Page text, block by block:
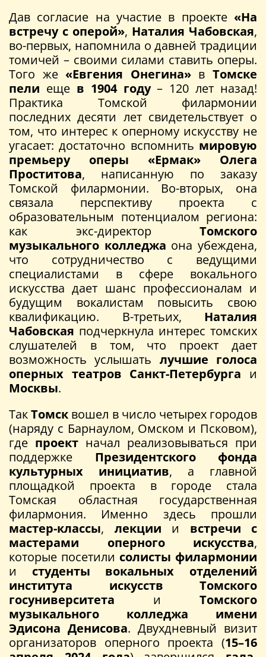
Дав согласие на участие в проекте «На
встречу с оперой», Наталия Чабовская,
во-первых, напомнила о давней традиции
томичей – своими силами ставить оперы.
Того же«Евгения Онегина»вТомске
пели еще в 1904 году– 120 лет назад!
Практика Томской филармонии
последних десяти лет свидетельствует о
том, что интерес к оперному искусству не
угасает: достаточно вспомнить мировую
премьеру
оперы «Ермак»
Олега
Проститова, написанную по заказу
Томской филармонии. Во-вторых, она
связала перспективу проекта с
образовательным потенциалом региона:
как экс-директор Томского
музыкального колледжа она убеждена,
что сотрудничество с ведущими
специалистами в сфере вокального
искусства дает шанс профессионалам и
будущим вокалистам повысить свою
квалификацию. В-третьих, Наталия
Чабовская подчеркнула интерес томских
слушателей в том, что проект дает
возможность услышать лучшие голоса
оперных театров Санкт-Петербурга и
Москвы.
ТакТомск вошел в число четырех городов
(наряду с Барнаулом, Омском и Псковом),
где проект начал реализовываться при
поддержке Президентского фонда
культурных инициатив, а главной
площадкой проекта в городе стала
Томская областная государственная
филармония. Именно здесь прошли
мастер-классы, лекции и встречи с
мастерами оперного искусства,
которые посетили солисты филармонии
и студенты вокальных отделений
института искусств Томского
госуниверситета и Томского
музыкального колледжа имени
Эдисона Денисова. Двухдневный визит
организаторов оперного проекта (15–16